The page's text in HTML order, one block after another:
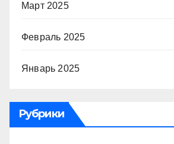
Март 2025
Февраль 2025
Январь 2025
Рубрики